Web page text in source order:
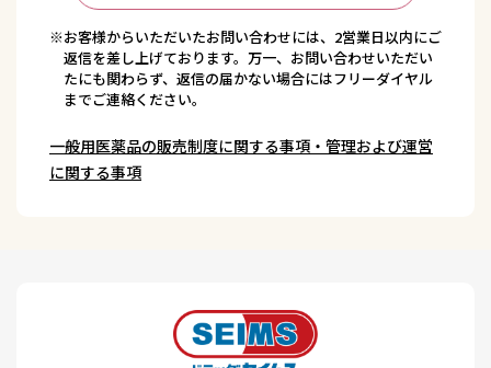
※お客様からいただいたお問い合わせには、2営業日以内にご
返信を差し上げております。万一、お問い合わせいただい
たにも関わらず、返信の届かない場合にはフリーダイヤル
までご連絡ください。
一般用医薬品の販売制度に関する事項・管理および運営
に関する事項